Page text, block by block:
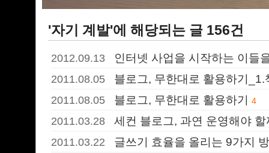
'자기 계발'에 해당되는 글 156건
2012.09.13 인터넷 사업을 시작하는 이들
2011.08.05 블로그, 무한대로 활용하기
2011.08.05 블로그, 무한대로 활용하기 4
2011.03.28 세컨 블로그, 과연 운영해야 할
2011.03.22 글쓰기 효율을 올리는 9가지